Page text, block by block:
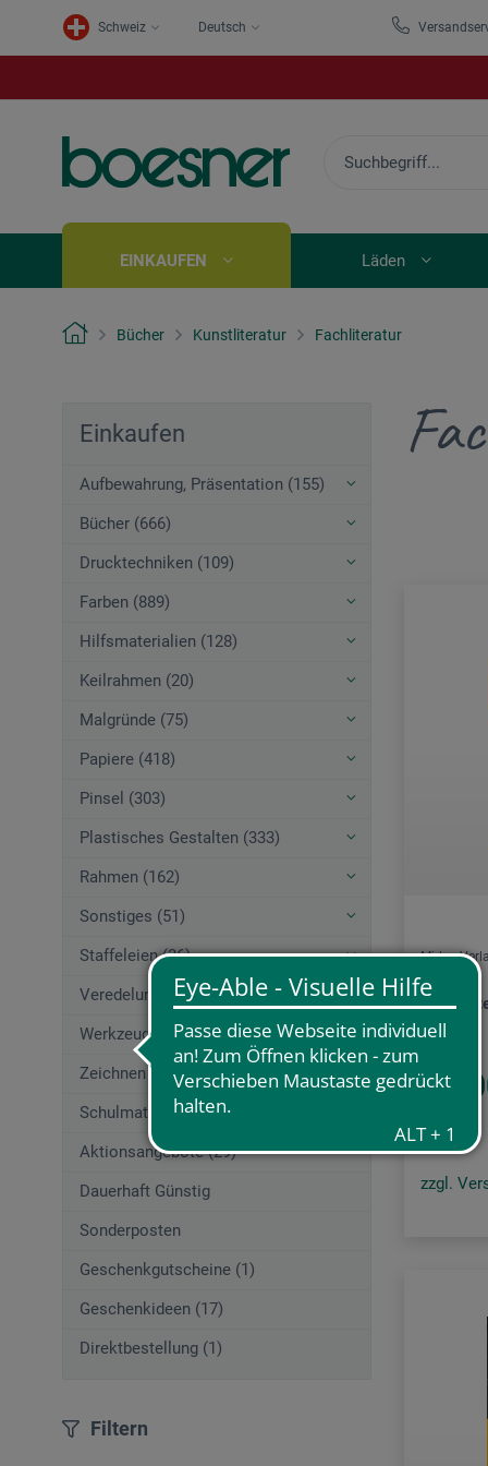
Schweiz Deutsch
EINKAUFEN Läden
Bücher Kunstliteratur Fachliteratur
Einkaufen
Aufbewahrung, Präsentation (155)
Bücher (666)
Drucktechniken (109)
Farben (889)
Hilfsmaterialien (128)
Keilrahmen (20)
Malgründe (75)
Papiere (418)
Pinsel (303)
Plastisches Gestalten (333)
Rahmen (162)
Sonstiges (51)
Staffeleien (36)
Veredelungstechniken (77)
Werkzeuge (157)
Zeichnen (662)
Schulmaterial (54)
Aktionsangebote (29)
Dauerhaft Günstig
Sonderposten
Geschenkgutscheine (1)
Geschenkideen (17)
Direktbestellung (1)
Filtern
Midas
zzgl.